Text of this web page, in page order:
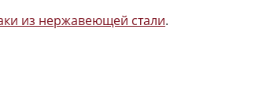
из нержавеющей стали.